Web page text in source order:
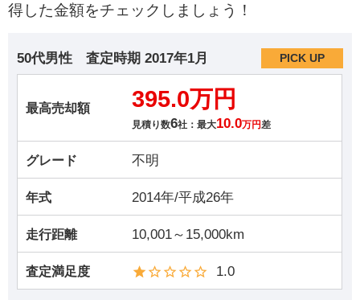
得した金額をチェックしましょう！
50代男性 査定時期 2017年1月 PICK UP
最高売却額 395.0万円
見積り数6社：最大10.0万円差
グレード 不明
年式 2014年/平成26年
走行距離 10,001～15,000km
査定満足度 1.0